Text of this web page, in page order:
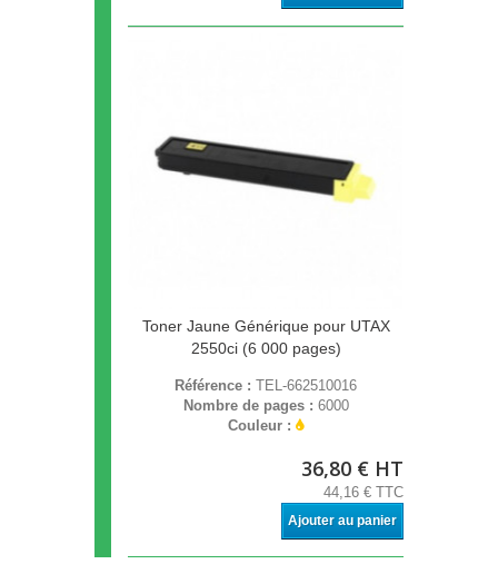
Toner Jaune Générique pour UTAX
2550ci (6 000 pages)
Référence : TEL-662510016
Nombre de pages : 6000
Couleur :
36,80 € HT
44,16 € TTC
Ajouter au panier